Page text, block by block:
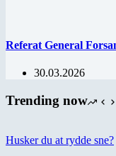
Referat General
30.03.2026
Trending now
Husker du at rydde sne?